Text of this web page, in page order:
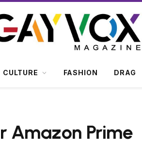
CULTURE FASHION DRAG
Amazon Prime